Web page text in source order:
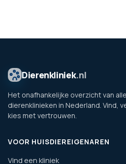
Dierenkliniek.nl
Het onafhankelijke overzicht van alle
dierenklinieken in Nederland. Vind,
kies met vertrouwen.
VOOR HUISDIEREIGENAREN
Vind een kliniek